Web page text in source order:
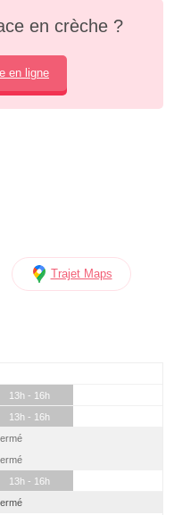
en crèche ?
en ligne
Trajet Maps
13h - 16h
13h - 16h
13h - 16h